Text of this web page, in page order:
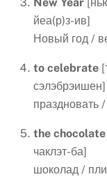
йеа(р)з-ив]
Новый год /
to celebrate
сэлэбрэишен]
праздновать
the chocolate
чаклэт-ба]
шоколад /